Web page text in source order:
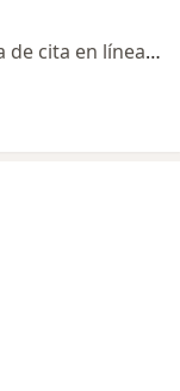
Este especialista no ofrece reserva de cita en línea en esta dirección.